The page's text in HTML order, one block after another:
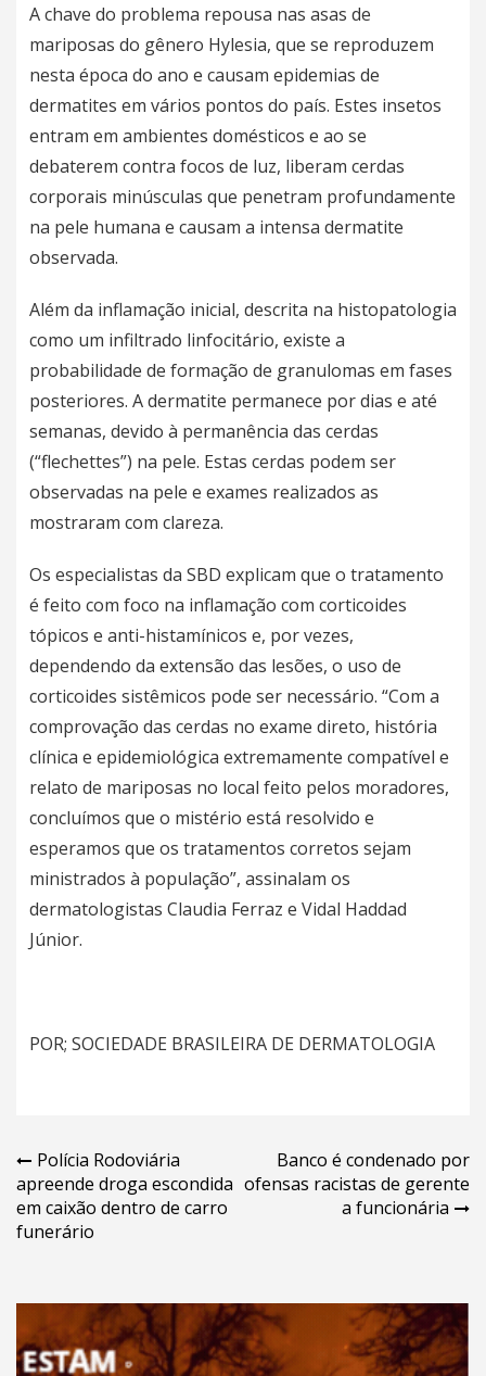
A chave do problema repousa nas asas de
mariposas do gênero Hylesia, que se reproduzem
nesta época do ano e causam epidemias de
dermatites em vários pontos do país. Estes insetos
entram em ambientes domésticos e ao se
debaterem contra focos de luz, liberam cerdas
corporais minúsculas que penetram profundamente
na pele humana e causam a intensa dermatite
observada.
Além da inflamação inicial, descrita na histopatologia
como um infiltrado linfocitário, existe a
probabilidade de formação de granulomas em fases
posteriores. A dermatite permanece por dias e até
semanas, devido à permanência das cerdas
(“flechettes”) na pele. Estas cerdas podem ser
observadas na pele e exames realizados as
mostraram com clareza.
Os especialistas da SBD explicam que o tratamento
é feito com foco na inflamação com corticoides
tópicos e anti-histamínicos e, por vezes,
dependendo da extensão das lesões, o uso de
corticoides sistêmicos pode ser necessário. “Com a
comprovação das cerdas no exame direto, história
clínica e epidemiológica extremamente compatível e
relato de mariposas no local feito pelos moradores,
concluímos que o mistério está resolvido e
esperamos que os tratamentos corretos sejam
ministrados à população”, assinalam os
dermatologistas Claudia Ferraz e Vidal Haddad
Júnior.
POR; SOCIEDADE BRASILEIRA DE DERMATOLOGIA
Navegação
de
Post
Polícia Rodoviária
apreende droga escondida
em caixão dentro de carro
funerário
Banco é condenado por
ofensas racistas de gerente
a funcionária